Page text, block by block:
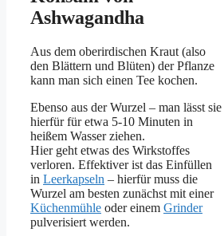
Ashwagandha
Aus dem oberirdischen Kraut (also
den Blättern und Blüten) der Pflanze
kann man sich einen Tee kochen.
Ebenso aus der Wurzel – man lässt sie
hierfür für etwa 5-10 Minuten in
heißem Wasser ziehen.
Hier geht etwas des Wirkstoffes
verloren. Effektiver ist das Einfüllen
in Leerkapseln – hierfür muss die
Wurzel am besten zunächst mit einer
Küchenmühle oder einem Grinder
pulverisiert werden.